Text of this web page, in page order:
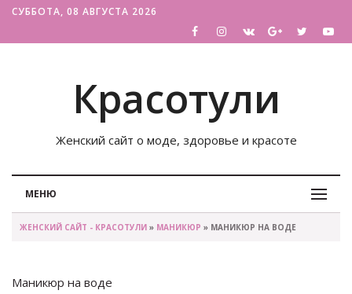
СУББОТА, 08 АВГУСТА 2026
Красотули
Женский сайт о моде, здоровье и красоте
МЕНЮ
ЖЕНСКИЙ САЙТ - КРАСОТУЛИ » МАНИКЮР » МАНИКЮР НА ВОДЕ
Маникюр на воде